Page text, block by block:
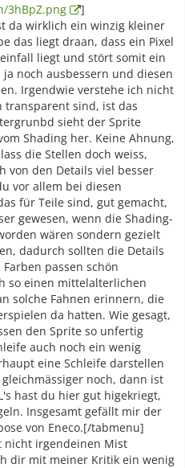
3hBpZ.png
]
da wirklich ein winzig kleiner
das liegt draan, dass ein Pixel
liegt und stört somit ein
noch ausbessern und diesen
Irgendwie verstehe ich nicht
transparent sind, ist das
sieht der Sprite
Shading her. Keine Ahnung,
die Stellen doch weiss,
von den Details viel besser
vor allem bei diesen
für Teile sind, gut gemacht,
gewesen, wenn die Shading-
wären sondern gezielt
dadurch sollten die Details
passen schön
so einen mittelalterlichen
solche Fahnen erinnern, die
da hatten. Wie gesagt,
den Sprite so unfertig
auch noch ein wenig
eine Schleife darstellen
noch, dann ist
hast du hier gut higekriegt,
Insgesamt gefällt mir der
von Eneco.[/tabmenu]
nicht irgendeinen Mist
dir mit meiner Kritik ein wenig